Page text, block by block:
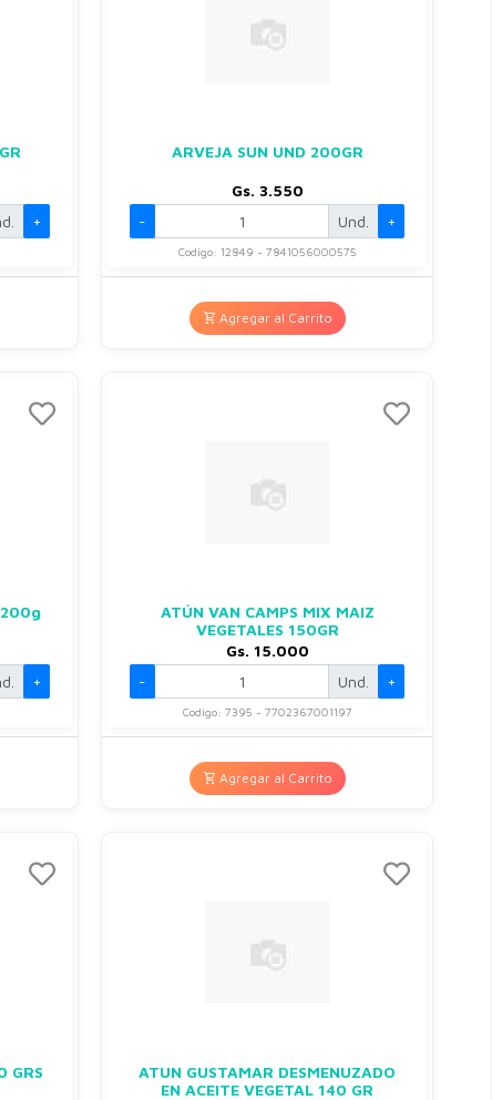
+
ARVEJA SUN UND 200GR
Gs. 3.550
-
Und. +
Codigo: 12849 - 7841056000575
Agregar al Carrito
200g
+
ATÚN VAN CAMPS MIX MAIZ
VEGETALES 150GR
Gs. 15.000
-
Und. +
Codigo: 7395 - 7702367001197
Agregar al Carrito
GRS
ATUN GUSTAMAR DESMENUZADO
EN ACEITE VEGETAL 140 GR